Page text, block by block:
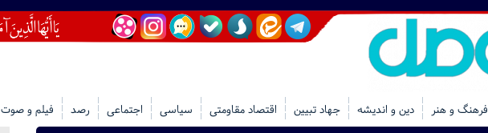
فرهنگ و هنر دین و اندیشه جهاد تبیین اقتصاد مقاومتی سیاسی اجتماعی رصد فیلم و صوت